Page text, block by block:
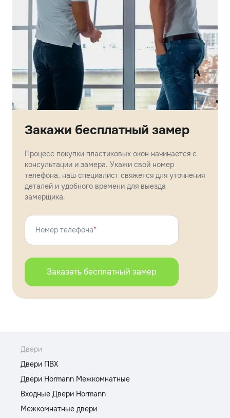
Закажи бесплатный замер
Процесс покупки пластиковых окон начинается с
консультации и замера. Укажи свой номер
телефона, наш специалист свяжется для уточнения
деталей и удобного времени для выезда
замерщика.
Номер телефона*
Заказать бесплатный замер
Двери
Двери ПВХ
Двери Hormann Межкомнатные
Входные Двери Hormann
Межкомнатные двери